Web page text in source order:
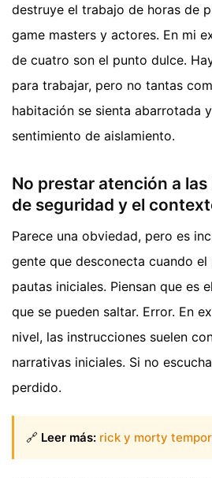
destruye el trabajo de horas de
game masters y actores. En mi
de cuatro son el punto dulce.
para trabajar, pero no tantas
habitación se sienta abarrotada
sentimiento de aislamiento.
No prestar atención a
de seguridad y el
Parece una obviedad, pero es
gente que desconecta cuando el
pautas iniciales. Piensan que es
que se pueden saltar. Error. En
nivel, las instrucciones suelen
narrativas iniciales. Si no
perdido.
🔗 Leer más: rick y morty